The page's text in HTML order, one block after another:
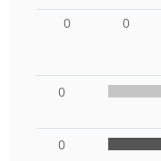
0
0
0
0